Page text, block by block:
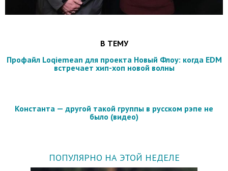
В ТЕМУ
Профайл Loqiemean для проекта Новый Флоу: когда EDM
встречает хип-хоп новой волны
Константа — другой такой группы в русском рэпе не
было (видео)
ПОПУЛЯРНО НА ЭТОЙ НЕДЕЛЕ